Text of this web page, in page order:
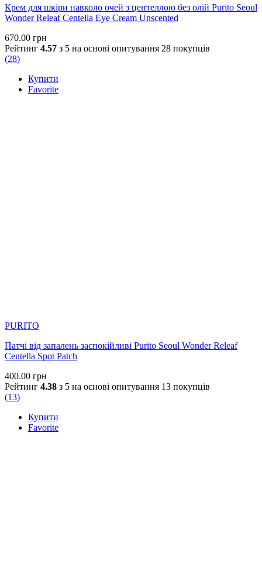
Крем для шкіри навколо очей з центеллою без олій Purito Seoul
Wonder Releaf Centella Eye Cream Unscented
670.00 грн
Рейтинг 4.57 з 5 на основі опитування 28 покупців
(28)
Купити
Favorite
PURITO
Патчі від запалень заспокійливі Purito Seoul Wonder Releaf
Centella Spot Patch
400.00 грн
Рейтинг 4.38 з 5 на основі опитування 13 покупців
(13)
Купити
Favorite